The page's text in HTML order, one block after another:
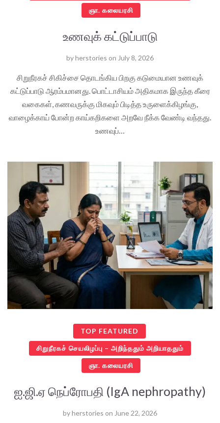
ஞா. கலையரசி
உணவுக் கட்டுப்பாடு
byherstories on July 8, 2026
சிறுநீரகச் சிகிச்சை தொடங்கிய பிறகு கடுமையான உணவுக்
கட்டுப்பாடு ஆரம்பமானது. பொட்டாசியம் அதிகமாக இருந்த கீரை
வகைகள், கணவருக்கு மிகவும் பிடித்த உருளைக்கிழங்கு,
வாழைக்காய் போன்ற காய்கறிகளை அறவே நீக்க வேண்டி வந்தது.
உணவுப்…
TOP FEATURED
சிறுநீரகச் செயலிழப்பு – அறிந்ததும் அறியாததும்
ஞா. கலையரசி
ஐ.ஜி.ஏ நெப்ரோபதி (IgA nephropathy)
byherstories on June 22, 2026